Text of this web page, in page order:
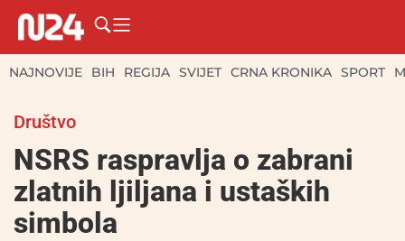
NAJNOVIJE BIH REGIJA SVIJET CRNA KRONIKA SPORT
Društvo
NSRS raspravlja o zabrani
zlatnih ljiljana i ustaških
simbola